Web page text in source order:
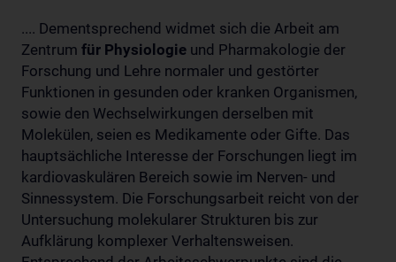
.... Dementsprechend widmet sich die Arbeit am
Zentrum für Physiologie und Pharmakologie der
Forschung und Lehre normaler und gestörter
Funktionen in gesunden oder kranken Organismen,
sowie den Wechselwirkungen derselben mit
Molekülen, seien es Medikamente oder Gifte. Das
hauptsächliche Interesse der Forschungen liegt im
kardiovaskulären Bereich sowie im Nerven- und
Sinnessystem. Die Forschungsarbeit reicht von der
Untersuchung molekularer Strukturen bis zur
Aufklärung komplexer Verhaltensweisen.